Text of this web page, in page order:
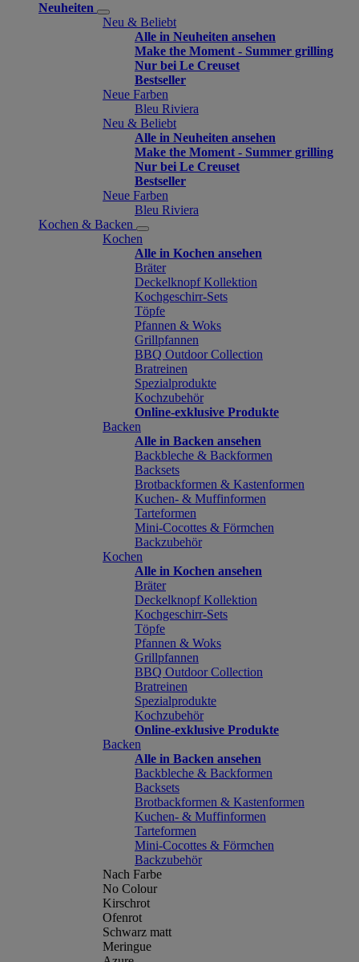
Neuheiten
Neu & Beliebt
Alle in Neuheiten ansehen
Make the Moment - Summer grilling
Nur bei Le Creuset
Bestseller
Neue Farben
Bleu Riviera
Neu & Beliebt
Alle in Neuheiten ansehen
Make the Moment - Summer grilling
Nur bei Le Creuset
Bestseller
Neue Farben
Bleu Riviera
Kochen & Backen
Kochen
Alle in Kochen ansehen
Bräter
Deckelknopf Kollektion
Kochgeschirr-Sets
Töpfe
Pfannen & Woks
Grillpfannen
BBQ Outdoor Collection
Bratreinen
Spezialprodukte
Kochzubehör
Online-exklusive Produkte
Backen
Alle in Backen ansehen
Backbleche & Backformen
Backsets
Brotbackformen & Kastenformen
Kuchen- & Muffinformen
Tarteformen
Mini-Cocottes & Förmchen
Backzubehör
Kochen
Alle in Kochen ansehen
Bräter
Deckelknopf Kollektion
Kochgeschirr-Sets
Töpfe
Pfannen & Woks
Grillpfannen
BBQ Outdoor Collection
Bratreinen
Spezialprodukte
Kochzubehör
Online-exklusive Produkte
Backen
Alle in Backen ansehen
Backbleche & Backformen
Backsets
Brotbackformen & Kastenformen
Kuchen- & Muffinformen
Tarteformen
Mini-Cocottes & Förmchen
Backzubehör
Nach Farbe
No Colour
Kirschrot
Ofenrot
Schwarz matt
Meringue